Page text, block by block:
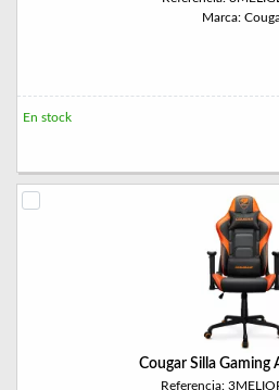
Marca:
En stock
Cougar Silla Gaming
Referencia: